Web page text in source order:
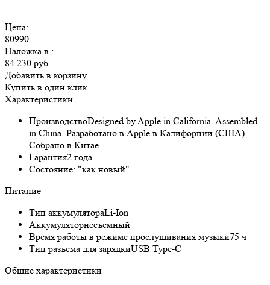
Цена:
80990
Наложка в :
84 230 руб
Добавить в корзину
Купить в один клик
Характеристики
ПроизводствоDesigned by Apple in California. Assembled
in China. Разработано в Apple в Калифорнии (США).
Собрано в Китае
Гарантия2 года
Состояние: "как новый"
Питание
Тип аккумулятораLi-Ion
Аккумуляторнесъемный
Время работы в режиме прослушивания музыки75 ч
Тип разъема для зарядкиUSB Type-C
Общие характеристики